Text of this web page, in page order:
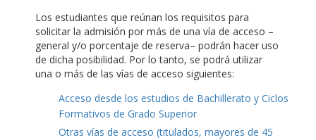
Los estudiantes que reúnan los requisitos para
solicitar la admisión por más de una vía de acceso –
general y/o porcentaje de reserva– podrán hacer uso
de dicha posibilidad. Por lo tanto, se podrá utilizar
una o más de las vías de acceso siguientes:
Acceso desde los estudios de Bachillerato y Ciclos
Formativos de Grado Superior
Otras vías de acceso (titulados, mayores de 45